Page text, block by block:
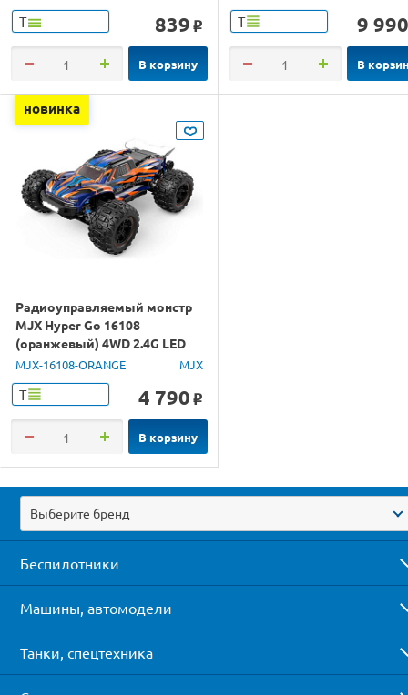
Т 839 o
В корзину
Т 9 990
В
новинка
Радиоуправляемый монстр
MJX Hyper Go 16108
(оранжевый) 4WD 2.4G LED
1/16 RTR
MJX-16108-ORANGE MJX
Т 4 790 o
В корзину
Выберите бренд
Беспилотники
Машины, автомодели
Танки, спецтехника